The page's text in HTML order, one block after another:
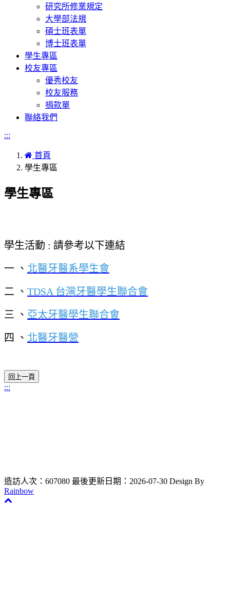
研究所修業規定
大學部法規
碩士班表單
博士班表單
學生專區
校友專區
優秀校友
校友服務
捐款單
聯絡我們
:::
首頁
學生專區
學生專區
學生活動 : 請參考以下連結
一 、 北醫牙醫系學生會
二 、 TDSA 台灣牙醫學生聯合會
三 、 亞太牙醫學生聯合會
四 、 北醫牙醫營
:::
造訪人次：607080 最後更新日期：2026-07-30 Design By
Rainbow